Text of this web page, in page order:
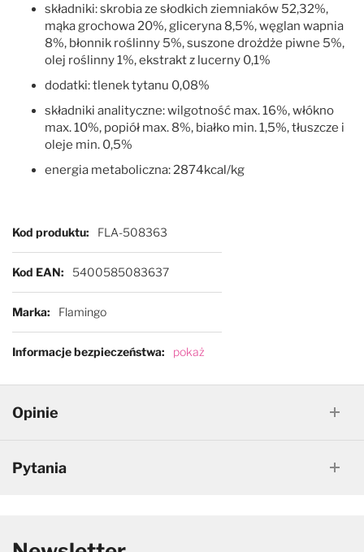
składniki: skrobia ze słodkich ziemniaków 52,32%,
mąka grochowa 20%, gliceryna 8,5%, węglan wapnia
8%, błonnik roślinny 5%, suszone drożdże piwne 5%,
olej roślinny 1%, ekstrakt z lucerny 0,1%
dodatki: tlenek tytanu 0,08%
składniki analityczne: wilgotność max. 16%, włókno
max. 10%, popiół max. 8%, białko min. 1,5%, tłuszcze i
oleje min. 0,5%
energia metaboliczna: 2874kcal/kg
Więcej informacji
Kod produktu FLA-508363
Kod EAN 5400585083637
Marka Flamingo
Informacje bezpieczeństwa pokaż
Opinie
Pytania